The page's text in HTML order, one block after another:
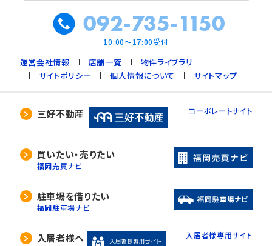
092-735-1150
10:00～17:00受付
運営会社情報 店舗一覧
物件ライブラリ
サイトポリシー
個人情報について サイトマップ
三好不動産 コーポレートサイト
買いたい・売りたい
福岡売買ナビ
駐車場を借りたい
福岡駐車場ナビ
入居者様へ 入居者様専用サイト